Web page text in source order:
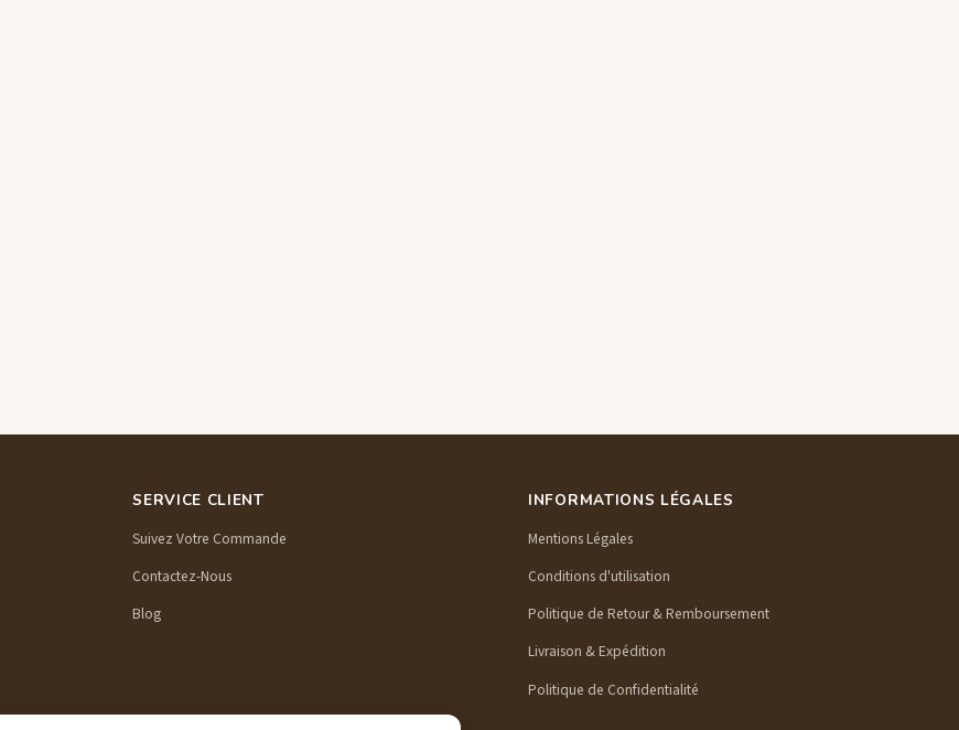
SERVICE CLIENT
Suivez Votre Commande
Contactez-Nous
Blog
INFORMATIONS LÉGALES
Mentions Légales
Conditions d'utilisation
Politique de Retour & Remboursement
Livraison & Expédition
Politique de Confidentialité